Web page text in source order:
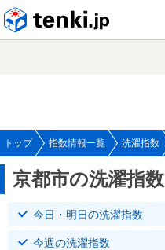
トップ 指数情報一覧 洗濯指数
京都市の洗濯指数
今日・明日の洗濯指数
今週の洗濯指数